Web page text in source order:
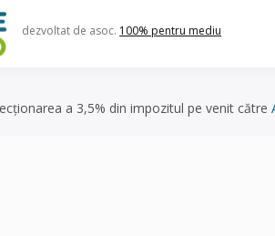
dezvoltat de asoc. 100% pentru mediu
a 3,5% din impozitul pe venit către